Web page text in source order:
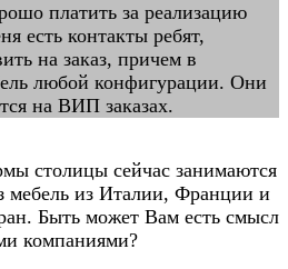
платить за реализацию
есть контакты ребят,
на заказ, причем в
любой конфигурации. Они
на ВИП заказах.
столицы сейчас занимаются
мебель из Италии, Франции и
Быть может Вам есть смысл
компаниями?